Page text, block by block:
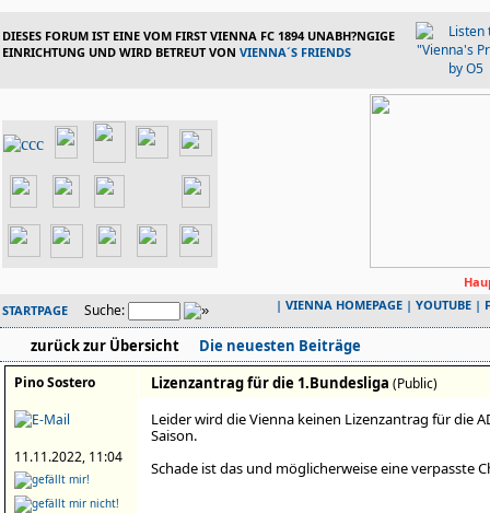
DIESES FORUM IST EINE VOM FIRST VIENNA FC 1894 UNABH?NGIGE
EINRICHTUNG UND WIRD BETREUT VON VIENNA´S FRIENDS
STARTPAGE
Suche: | VIENNA HOMEPAGE | YOUTUBE |
zurück zur Übersicht Die neuesten Beiträge
Pino Sostero
11.11.2022, 11:04
Lizenzantrag für die 1.Bundesliga (Public)
Leider wird die Vienna keinen Lizenzantrag für die
Saison.
Schade ist das und möglicherweise eine verpasste